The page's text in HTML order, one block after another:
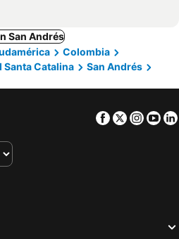
San Andrés
Colombia
Santa Catalina
San Andrés
Facebook
Twitter